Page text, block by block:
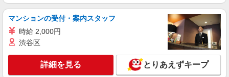
≪田川市≫介護の現場で心を燃やせ！！！デイ
サービスSTAFF
時給1450円〜2062円 ＜日払い有/週払い有/交
詳細を見る
マンションの受付・案内スタッフ
時給 2,000円
渋谷区
詳細を見る とりあえずキープ